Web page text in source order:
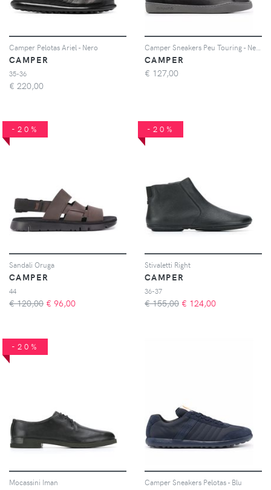
Camper Pelotas Ariel - Nero
CAMPER
35-36
€ 220,00
CAMPER
€ 127,00
-20%
Sandali Oruga
CAMPER
44
€ 120,00 € 96,00
-20%
Stivaletti Right
CAMPER
36-37
€ 155,00 € 124,00
-20%
Mocassini Iman Camper Sneakers Pelotas - Blu